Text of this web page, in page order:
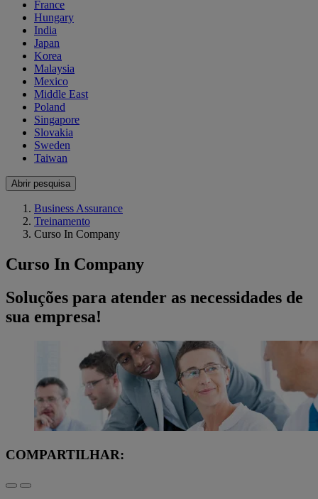
France
Hungary
India
Japan
Korea
Malaysia
Mexico
Middle East
Poland
Singapore
Slovakia
Sweden
Taiwan
Abrir pesquisa
Business Assurance
Treinamento
Curso In Company
Curso In Company
Soluções para atender as necessidades de
sua empresa!
COMPARTILHAR: